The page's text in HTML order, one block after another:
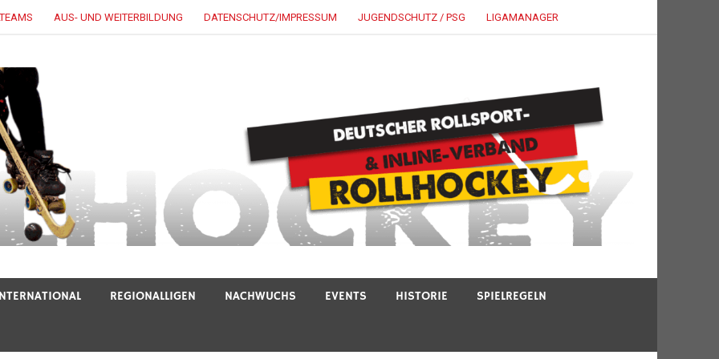
AUS- UND WEITERBILDUNG DATENSCHUTZ/IMPRESSUM JUGENDSCHUTZ / PSG LIGAMANAGER
REGIONALLIGEN NACHWUCHS EVENTS HISTORIE SPIELREGELN